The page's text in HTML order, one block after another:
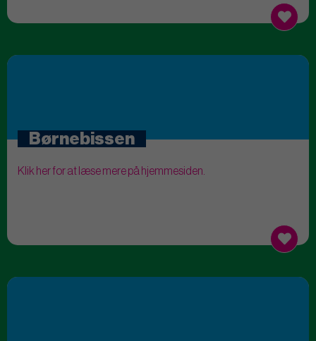
Børnebissen
Klik her for at læse mere på hjemmesiden.